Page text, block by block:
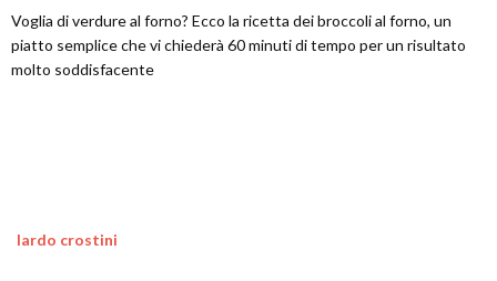
Voglia di verdure al forno? Ecco la ricetta dei broccoli al forno, un
piatto semplice che vi chiederà 60 minuti di tempo per un risultato
molto soddisfacente
lardo crostini